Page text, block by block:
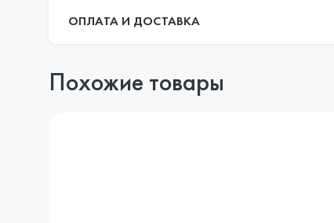
ОПЛАТА И ДОСТАВКА
Похожие товары